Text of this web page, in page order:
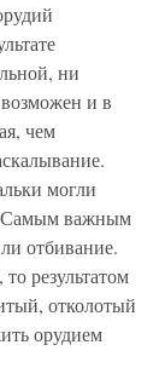
ни
и в
чем
могли
Самым важным
отбивание.
результатом
отколотый
орудием